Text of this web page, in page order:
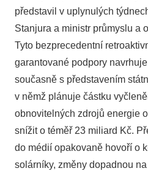
představil v uplynulých
Stanjura a ministr průmyslu a
Tyto bezprecedentní
garantované podpory
současně s představením
v němž plánuje částku
obnovitelných zdrojů energie
snížit o téměř 23 miliard Kč.
do médií opakovaně hovoří o
solárníky, změny dopadnou